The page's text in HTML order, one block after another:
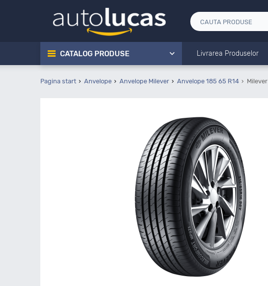
CATALOG PRODUSE Livrarea Produselor
Pagina start Anvelope Anvelope Milever Anvelope 185 65 R14